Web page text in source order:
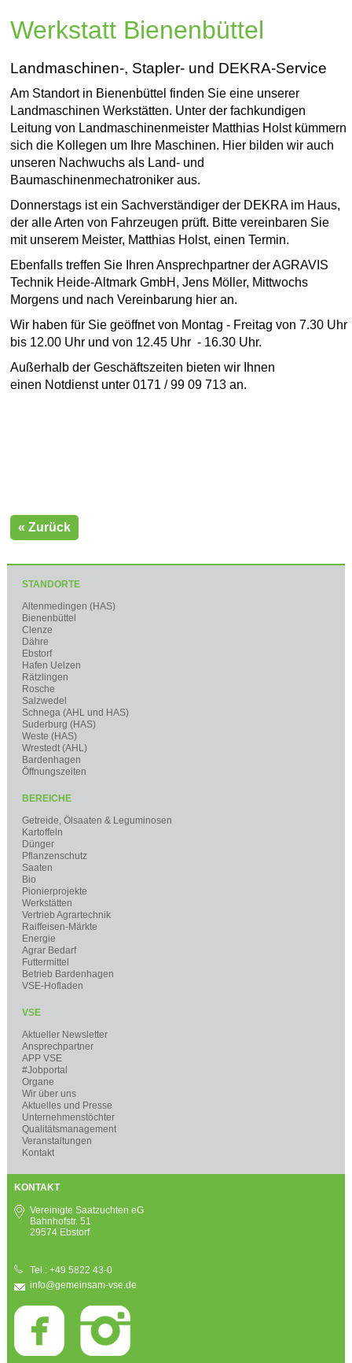
Werkstatt Bienenbüttel
Landmaschinen-, Stapler- und DEKRA-Service
Am Standort in Bienenbüttel finden Sie eine unserer
Landmaschinen Werkstätten. Unter der fachkundigen
Leitung von Landmaschinenmeister Matthias Holst kümmern
sich die Kollegen um Ihre Maschinen. Hier bilden wir auch
unseren Nachwuchs als Land- und
Baumaschinenmechatroniker aus.
Donnerstags ist ein Sachverständiger der DEKRA im Haus,
der alle Arten von Fahrzeugen prüft. Bitte vereinbaren Sie
mit unserem Meister, Matthias Holst, einen Termin.
Ebenfalls treffen Sie Ihren Ansprechpartner der AGRAVIS
Technik Heide-Altmark GmbH, Jens Möller, Mittwochs
Morgens und nach Vereinbarung hier an.
Wir haben für Sie geöffnet von Montag - Freitag von 7.30 Uhr
bis 12.00 Uhr und von 12.45 Uhr - 16.30 Uhr.
Außerhalb der Geschäftszeiten bieten wir Ihnen
einen Notdienst unter 0171 / 99 09 713 an.
« Zurück
STANDORTE
Altenmedingen (HAS)
Bienenbüttel
Clenze
Dähre
Ebstorf
Hafen Uelzen
Rätzlingen
Rosche
Salzwedel
Schnega (AHL und HAS)
Suderburg (HAS)
Weste (HAS)
Wrestedt (AHL)
Bardenhagen
Öffnungszeiten
BEREICHE
Getreide, Ölsaaten & Leguminosen
Kartoffeln
Dünger
Pflanzenschutz
Saaten
Bio
Pionierprojekte
Werkstätten
Vertrieb Agrartechnik
Raiffeisen-Märkte
Energie
Agrar Bedarf
Futtermittel
Betrieb Bardenhagen
VSE-Hofladen
VSE
Aktueller Newsletter
Ansprechpartner
APP VSE
#Jobportal
Organe
Wir über uns
Aktuelles und Presse
Unternehmenstöchter
Qualitätsmanagement
Veranstaltungen
Kontakt
KONTAKT
Vereinigte Saatzuchten eG
Bahnhofstr. 51
29574 Ebstorf
Tel.: +49 5822 43-0
info@gemeinsam-vse.de